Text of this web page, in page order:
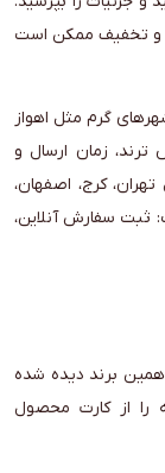
و تخفیف ممکن است
گرم مثل اهواز
زمان ارسال و
کرج، اصفهان،
ثبت سفارش آنلاین،
همین برند دیده شده
را از کارت محصول